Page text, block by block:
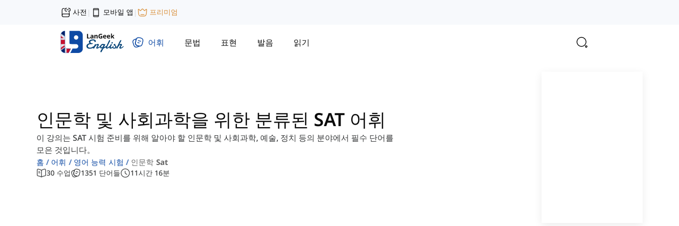
사전 | 모바일 앱 | 프리미엄
어휘 문법 표현 발음 읽기
인문학 및 사회과학을 위한 분류된 SAT 어휘
이 강의는 SAT 시험 준비를 위해 알아야 할 인문학 및 사회과학, 예술, 정치 등의 분야에서 필수 단어를
모은 것입니다。
홈 어휘 영어 능력 시험 인문학 Sat
30 수업 1351 단어들 11시간 16분